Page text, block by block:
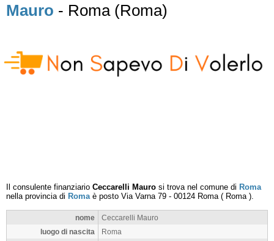
Mauro - Roma (Roma)
Il consulente finanziario Ceccarelli Mauro si trova nel comune di Roma
nella provincia di Romaè posto Via Varna 79 - 00124 Roma( Roma).
nome
Ceccarelli Mauro
luogo di nascita
Roma